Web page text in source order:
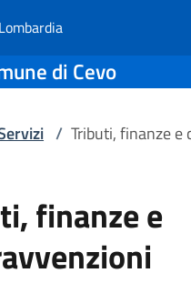
| Comune
(apre in un'altra
di Cevo
/ Tributi, finanze
finanze e